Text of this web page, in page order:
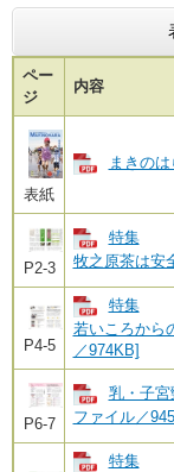
ペー
ジ
内容
表紙
まきの
P2-3
特集
牧之原茶は安
P4-5
特集
若いころから
／974KB]
P6-7
乳・子
ファイル／
特集